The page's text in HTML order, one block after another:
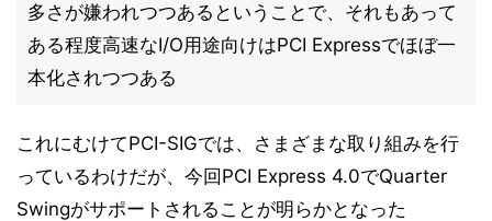
多さが嫌われつつあるということで、それもあって
ある程度高速なI/O用途向けはPCI Expressでほぼ一
本化されつつある
これにむけてPCI-SIGでは、さまざまな取り組みを行
っているわけだが、今回PCI Express 4.0でQuarter
Swingがサポートされることが明らかとなった